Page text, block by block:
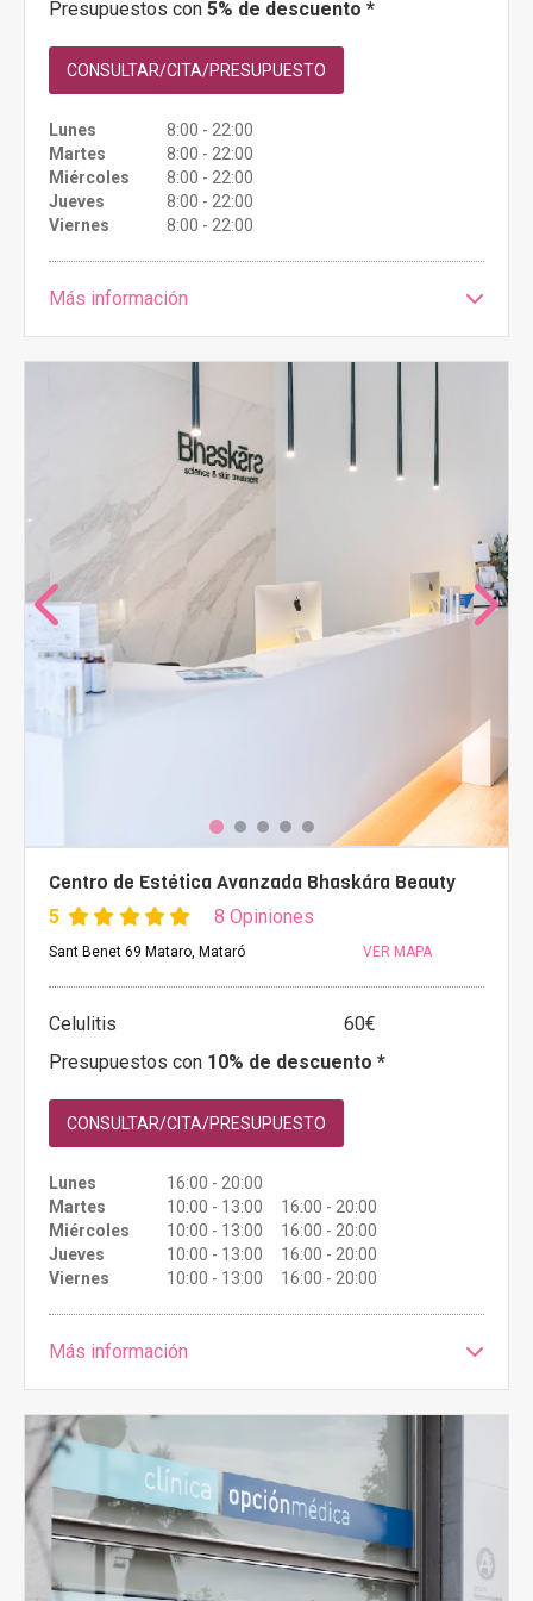
Presupuestos con 5% de descuento *
CONSULTAR/CITA/PRESUPUESTO
Lunes
8:00 - 22:00
Martes
8:00 - 22:00
Miércoles
8:00 - 22:00
Jueves
8:00 - 22:00
Viernes
8:00 - 22:00
Más información
Centro de Estética Avanzada Bhaskára Beauty
5 8 Opiniones
Sant Benet 69 Mataro, Mataró VER MAPA
Celulitis
60€
Presupuestos con 10% de descuento *
CONSULTAR/CITA/PRESUPUESTO
Lunes
16:00 - 20:00
Martes
10:00 - 13:00 16:00 - 20:00
Miércoles
10:00 - 13:00 16:00 - 20:00
Jueves
10:00 - 13:00 16:00 - 20:00
Viernes
10:00 - 13:00 16:00 - 20:00
Más información